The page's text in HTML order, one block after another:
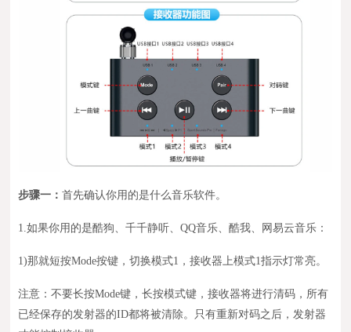
步骤一：首先确认你用的是什么音乐软件。
1.如果你用的是酷狗、千千静听、QQ音乐、酷我、网易云音乐：
1)那就短按Mode按键 ，切换模式1 ，接收器上模式1指示灯常亮。
注意：不要长按Mode键，长按模式键，接收器将进行清码，所有
已经保存的发射器的ID都将被清除。只有重新对码之后，发射器